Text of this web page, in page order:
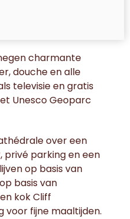
charmante
douche en alle
televisie en gratis
Unesco Geoparc
over een
parking en een
op basis van
basis van
kok Cliff
voor fijne maaltijden.